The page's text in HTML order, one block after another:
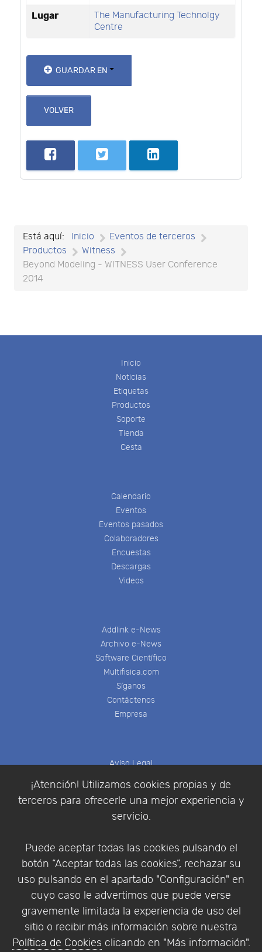
¡Atención! Utilizamos cookies propias y de
terceros para ofrecerle una mejor experiencia y
servicio.
Puede aceptar todas las cookies pulsando el
botón “Aceptar todas las cookies”, rechazar su
uso pulsando en el apartado "Configuración" en
cuyo caso le advertimos que puede verse
gravemente limitada la experiencia de uso del
sitio o recibir más información sobre nuestra
Política de Cookies clicando en "Más información".
Lugar
The Manufacturing Technolgy
Centre
GUARDAR EN
VOLVER
Está aquí: Inicio
Eventos de terceros
Productos
Witness
Beyond Modeling - WITNESS User Conference
2014
Inicio
Noticias
Etiquetas
Productos
Soporte
Tienda
Cesta
Calendario
Eventos
Eventos pasados
Colaboradores
Encuestas
Descargas
Videos
Addlink e-News
Archivo e-News
Software Científico
Multifisica.com
Síganos
Contáctenos
Empresa
Aviso Legal
Condiciones de compra
Identificarse
Empresa|Aviso Legal| Política de Privacidad |
Política de Cookies
© Copyright 1994 - 2026. Addlink Software